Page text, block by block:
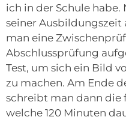
ich in der Schule
seiner
man eine
Abschlussprüfung
Test, um sich ein Bild
zu machen. Am Ende
schreibt man dann die
welche 120 Minuten